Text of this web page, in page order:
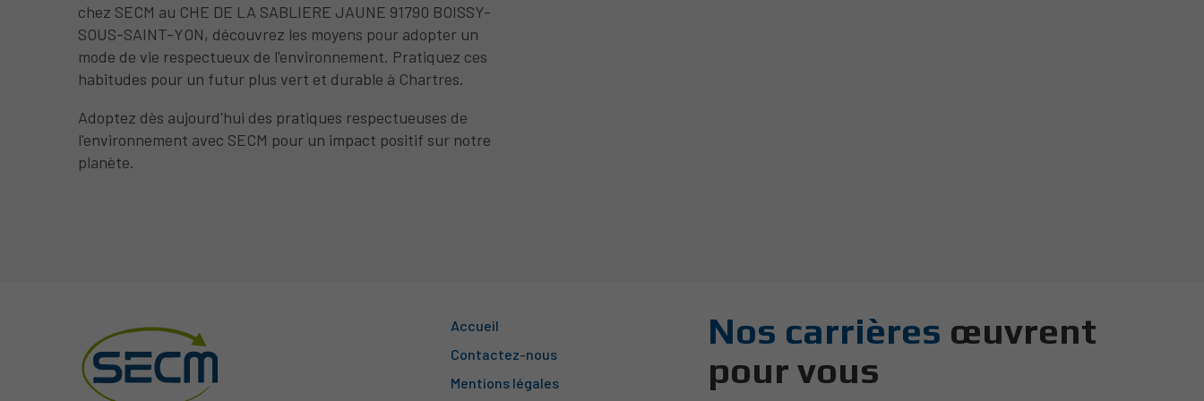
chez SECM au CHE DE LA SABLIERE JAUNE 91790 BOISSY-
SOUS-SAINT-YON, découvrez les moyens pour adopter un
mode de vie respectueux de l'environnement. Pratiquez ces
habitudes pour un futur plus vert et durable à Chartres.
Adoptez dès aujourd'hui des pratiques respectueuses de
l'environnement avec SECM pour un impact positif sur notre
planète.
Accueil
Contactez-nous
Mentions légales
Nos carrières œuvrent
pour vous